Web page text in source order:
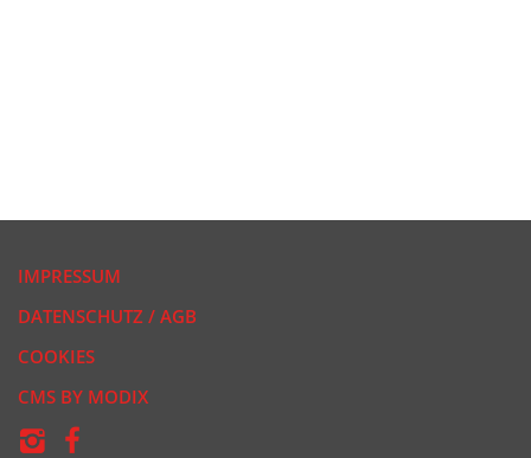
IMPRESSUM
DATENSCHUTZ / AGB
COOKIES
CMS BY MODIX